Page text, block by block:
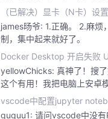
GIS
ArcGIS Server
git
cityengine
mysql8
值得进一步提升, 以下的改进
下: (1)提升标题与正文的相关
james旸爷: 1.正确。 2.麻烦
制，集中起来就好了。
yellowChicks: 真神了！搜
这个有用！我把电脑上安卓
vscode中配置jupyter
guguu1: 请问vscode中没